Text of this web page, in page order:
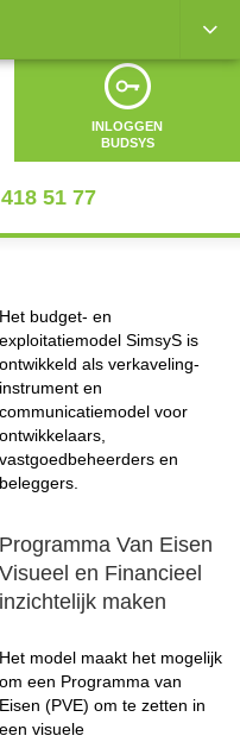
INLOGGEN
BUDSYS
51 77
Het budget- en
exploitatiemodel SimsyS is
ontwikkeld als verkaveling-
instrument en
communicatiemodel voor
ontwikkelaars,
vastgoedbeheerders en
beleggers.
Programma Van Eisen
Visueel en Financieel
inzichtelijk maken
Het model maakt het mogelijk
om een Programma van
Eisen (PVE) om te zetten in
een visuele